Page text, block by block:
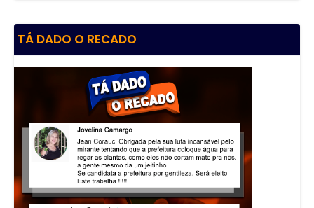
TÁ DADO O RECADO